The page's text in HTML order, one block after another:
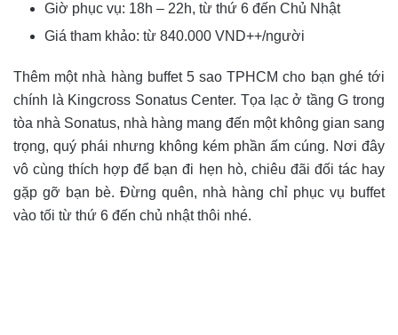
Giờ phục vụ: 18h – 22h, từ thứ 6 đến Chủ Nhật
Giá tham khảo: từ 840.000 VND++/người
Thêm một nhà hàng buffet 5 sao TPHCM cho bạn ghé tới
chính là Kingcross Sonatus Center. Tọa lạc ở tầng G trong
tòa nhà Sonatus, nhà hàng mang đến một không gian sang
trọng, quý phái nhưng không kém phần ấm cúng. Nơi đây
vô cùng thích hợp để bạn đi hẹn hò, chiêu đãi đối tác hay
gặp gỡ bạn bè. Đừng quên, nhà hàng chỉ phục vụ buffet
vào tối từ thứ 6 đến chủ nhật thôi nhé.